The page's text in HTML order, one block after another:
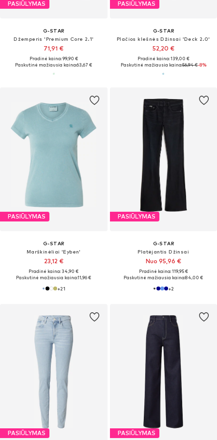
PASIŪLYMAS
G-STAR
Džemperis 'Premium Core 2.1'
71,91 €
Pradinė kaina: 99,90 €
Paskutinė mažiausia kaina:63,67 €
PASIŪLYMAS
G-STAR
Plačios klešnės Džinsai 'Deck 2.0'
52,20 €
Pradinė kaina: 139,00 €
Paskutinė mažiausia kaina:56,94 €-8%
PASIŪLYMAS
G-STAR
Marškinėliai 'Eyben'
23,12 €
Pradinė kaina: 34,90 €
Paskutinė mažiausia kaina:11,96 €
+21
PASIŪLYMAS
G-STAR
Platėjantis Džinsai
Nuo 95,96 €
Pradinė kaina: 119,95 €
Paskutinė mažiausia kaina:84,00 €
+2
PASIŪLYMAS PASIŪLYMAS